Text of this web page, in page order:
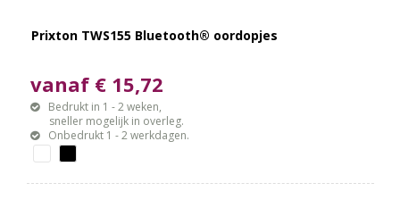
Prixton TWS155 Bluetooth® oordopjes
vanaf € 15,72
Bedrukt in 1 - 2 weken,
sneller mogelijk in overleg.
Onbedrukt 1 - 2 werkdagen.